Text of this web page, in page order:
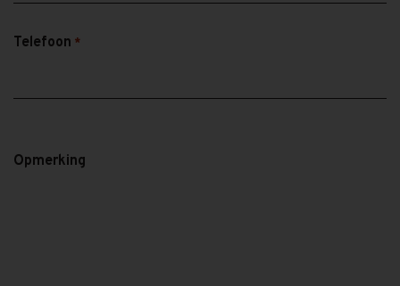
Telefoon *
Opmerking